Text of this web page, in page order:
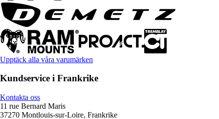
Upptäck alla våra varumärken
Kundservice i Frankrike
Kontakta oss
11 rue Bernard Maris
37270 Montlouis-sur-Loire, Frankrike